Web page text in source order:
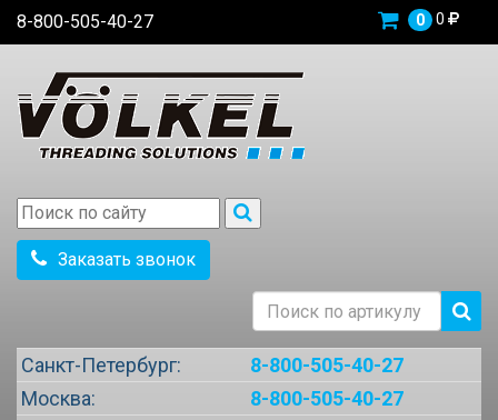
8-800-505-40-27 0 0
Заказать звонок
Санкт-Петербург:
8-800-505-40-27
Москва:
8-800-505-40-27